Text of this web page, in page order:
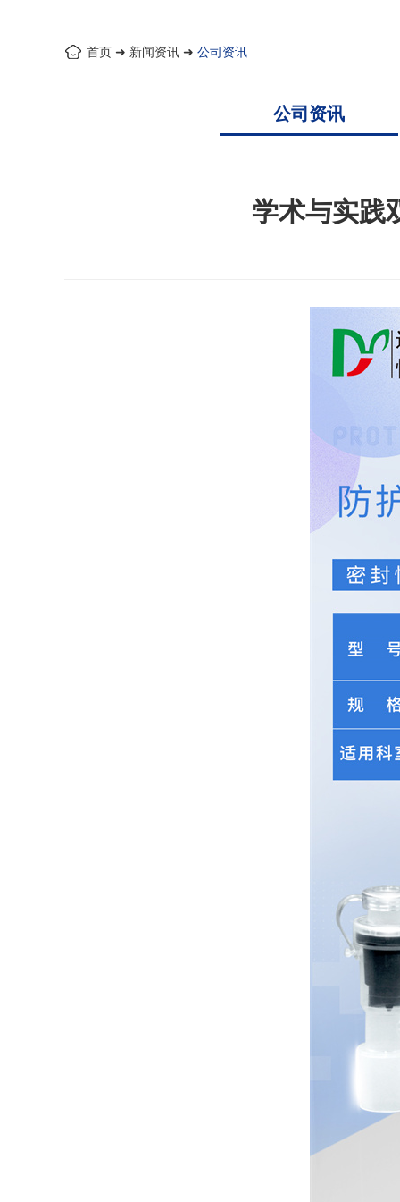
首页 ➜ 新闻资讯 ➜ 公司资讯
公司资讯
学术与实践